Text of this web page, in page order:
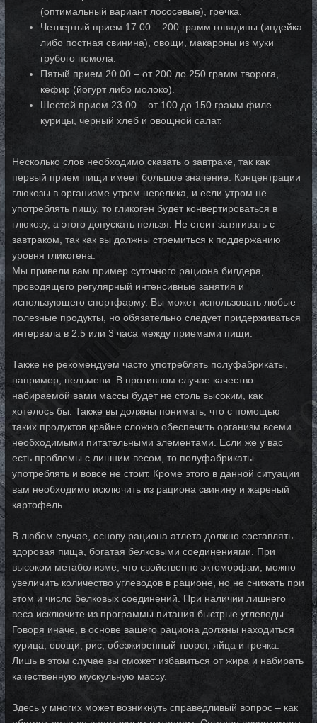
(оптимальный вариант лососевые), гречка.
Четвертый прием 17.00 – 200 грамм говядины (индейка
либо постная свинина), овощи, макароны из муки
грубого помола.
Пятый прием 20.00 – от 200 до 250 грамм творога,
кефир (йогурт либо молоко).
Шестой прием 23.00 – от 100 до 150 грамм филе
курицы, черный хлеб и овощной салат.
Несколько слов необходимо сказать о завтраке, так как
первый прием пищи имеет большое значение. Концентрации
глюкозы в организме утром невелика, и если утром не
употреблять пищу, то гликоген будет конвертироваться в
глюкозу, а этого допускать нельзя. Не стоит затягивать с
завтраком, так как вы должны стремиться к поддержанию
уровня гликогена.
Мы привели вам пример суточного рациона билдера,
проводящего регулярный интенсивные занятия и
использующего спортфарму. Вы может использовать любые
полезные продукты, но обязательно следует придерживаться
интервала в 2.5 или 3 часа между приемами пищи.
Также не рекомендуем часто употреблять полуфабрикаты,
например, пельмени. В противном случае качество
набираемой вами массы будет не столь высоким, как
хотелось бы. Также вы должны понимать, что с помощью
таких продуктов крайне сложно обеспечить организм всеми
необходимыми питательными элементами. Если же у вас
есть проблемы с лишним весом, то полуфабрикаты
употреблять и вовсе не стоит. Кроме этого в данной ситуации
вам необходимо исключить из рациона свинину и жареный
картофель.
В любом случае, основу рациона атлета должно составлять
здоровая пища, богатая белковыми соединениями. При
высоком метаболизме, что свойственно эктоморфам, можно
увеличить количество углеводов в рационе, но не снижать при
этом и число белковых соединений. При наличии лишнего
веса исключите из программы питания быстрые углеводы.
Говоря иначе, в основе вашего рациона должны находиться
курица, овощи, рис, обезжиренный творог, яйца и гречка.
Лишь в этом случае вы сможет избавиться от жира и набирать
качественную мускульную массу.
Здесь у многих может возникнуть справедливый вопрос – как